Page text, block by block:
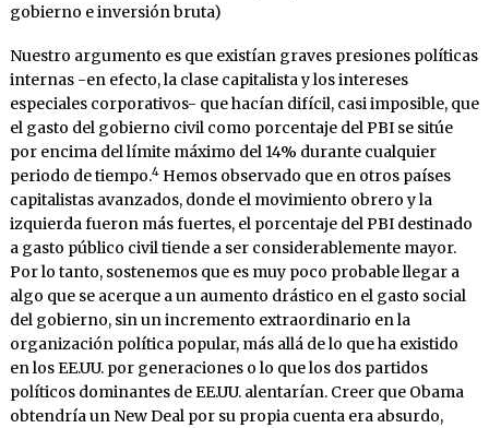
gobierno e inversión bruta)
Nuestro argumento es que existían graves presiones políticas
internas -en efecto, la clase capitalista y los intereses
especiales corporativos- que hacían difícil, casi imposible, que
el gasto del gobierno civil como porcentaje del PBI se sitúe
por encima del límite máximo del 14% durante cualquier
periodo de tiempo.4Hemos observado que en otros países
capitalistas avanzados, donde el movimiento obrero y la
izquierda fueron más fuertes, el porcentaje del PBI destinado
a gasto público civil tiende a ser considerablemente mayor.
Por lo tanto, sostenemos que es muy poco probable llegar a
algo que se acerque a un aumento drástico en el gasto social
del gobierno, sin un incremento extraordinario en la
organización política popular, más allá de lo que ha existido
en los EE.UU. por generaciones o lo que los dos partidos
políticos dominantes de EE.UU. alentarían. Creer que Obama
obtendría un New Deal por su propia cuenta era absurdo,